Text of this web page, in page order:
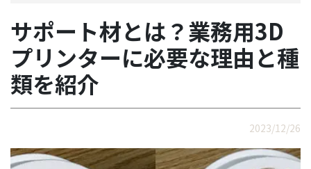
サポート材とは？業務用3D
プリンターに必要な理由と種
類を紹介
2023/12/26